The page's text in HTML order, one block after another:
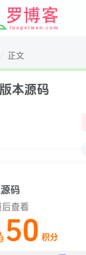
正文
本源码
码
查看
50 积分